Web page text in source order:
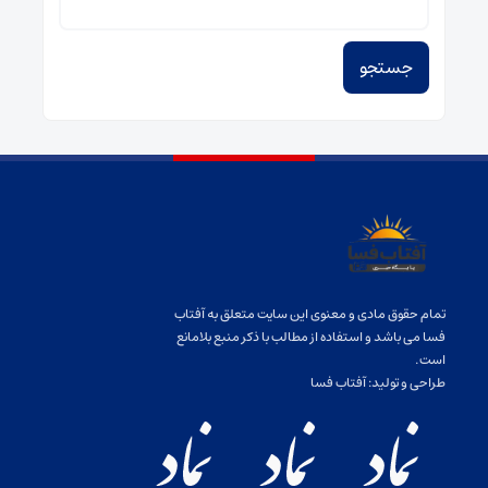
تمام حقوق مادی و معنوی این سایت متعلق به آفتاب
فسا می باشد و استفاده از مطالب با ذکر منبع بلامانع
است.
طراحی و تولید:آفتاب فسا